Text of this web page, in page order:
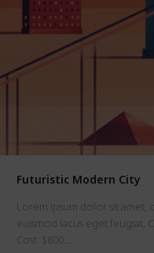
Futuristic Modern City
Lorem ipsum dolor sit amet,
euismod lacus eget feugiat.
Cost: $800…